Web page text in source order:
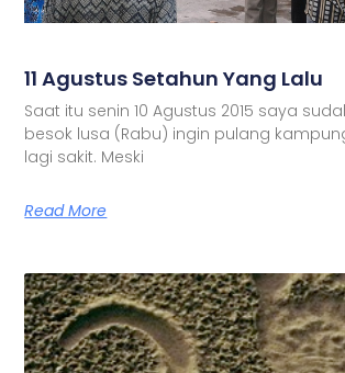
11 Agustus Setahun Yang Lalu
Saat itu senin 10 Agustus 2015 saya
besok lusa (Rabu) ingin pulang
lagi sakit. Meski
Read More